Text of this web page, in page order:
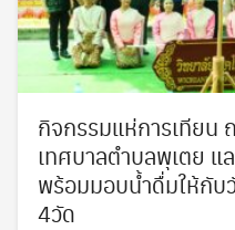
กิจกรรมแห่การเทียน
เทศบาลตำบลพุเตย แ
พร้อมมอบน้ำดื่มให้กับ
4วัด